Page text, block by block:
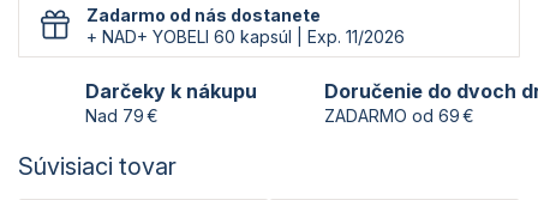
Zadarmo od nás dostanete
+ NAD+ YOBELI 60 kapsúl | Exp. 11/2026
Darčeky k nákupu
Nad 79 €
Doručenie do dvoch
ZADARMO od 69 €
Súvisiaci tovar